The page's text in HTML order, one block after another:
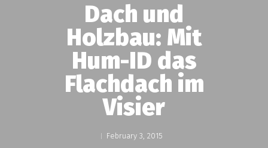
Dach und
Holzbau: Mit
Hum-ID das
Flachdach im
Visier
February 3, 2015